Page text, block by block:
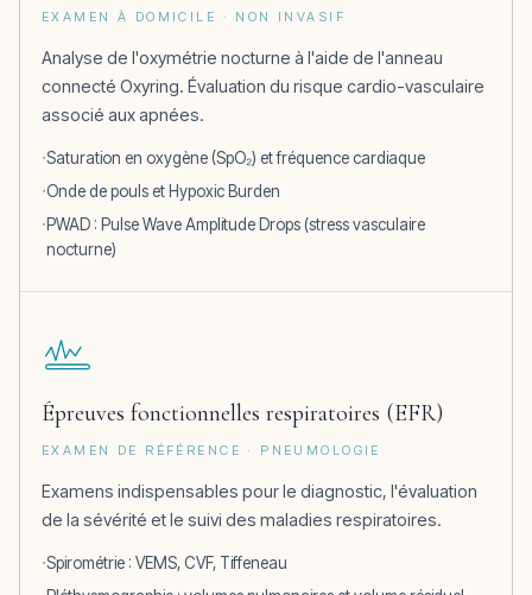
EXAMEN À DOMICILE · NON INVASIF
Analyse de l'oxymétrie nocturne à l'aide de l'anneau
connecté Oxyring. Évaluation du risque cardio-vasculaire
associé aux apnées.
Saturation en oxygène (SpO₂) et fréquence cardiaque
Onde de pouls et Hypoxic Burden
PWAD : Pulse Wave Amplitude Drops (stress vasculaire
nocturne)
Épreuves fonctionnelles respiratoires (EFR)
EXAMEN DE RÉFÉRENCE · PNEUMOLOGIE
Examens indispensables pour le diagnostic, l'évaluation
de la sévérité et le suivi des maladies respiratoires.
Spirométrie : VEMS, CVF, Tiffeneau